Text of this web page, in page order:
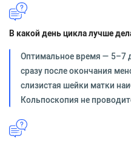
В какой день цикла лучше
Оптимальное время — 5–7
сразу после окончания
слизистая шейки матки
Кольпоскопия не